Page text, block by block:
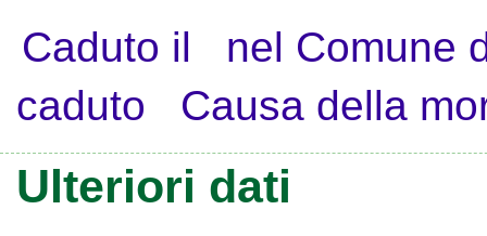
Caduto il
nel Comune
caduto
Causa della
Ulteriori dati